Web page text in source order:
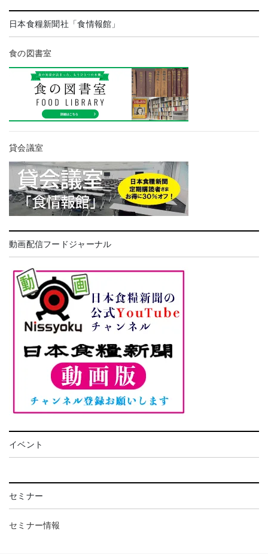
日本食糧新聞社「食情報館」
食の図書室
貸会議室
動画配信フードジャーナル
イベント
セミナー
セミナー情報